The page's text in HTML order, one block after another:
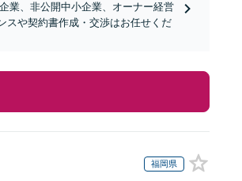
業、非公開中小企業、オーナー経営
スや契約書作成・交渉はお任せくだ
福岡県